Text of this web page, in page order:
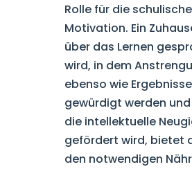
Rolle für die schulische
Motivation. Ein
über das Lernen
wird, in dem
ebenso wie Ergebnisse
gewürdigt werden
die intellektuelle
gefördert wird, bietet
den notwendigen